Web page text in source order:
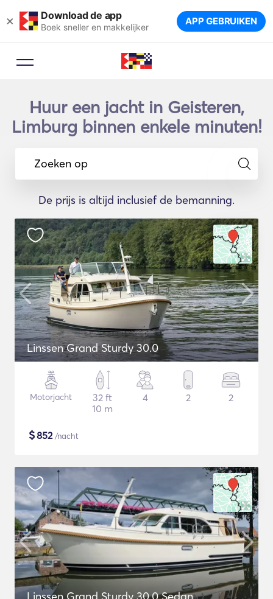
× Download de app
Boek sneller en makkelijker APP GEBRUIKEN
Huur een jacht in Geisteren,
Limburg binnen enkele minuten!
Zoeken op
De prijs is altijd inclusief de bemanning.
Linssen Grand Sturdy 30.0
Motorjacht
32 ft
10 m
4 2 2
$852/nacht